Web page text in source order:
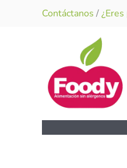
Contáctanos /